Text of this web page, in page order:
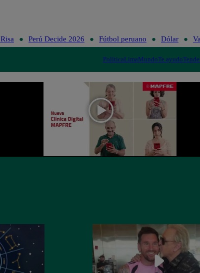
Perú Decide 2026 Fútbol peruano Dólar
PolíticaLimaMundoTe ayudo